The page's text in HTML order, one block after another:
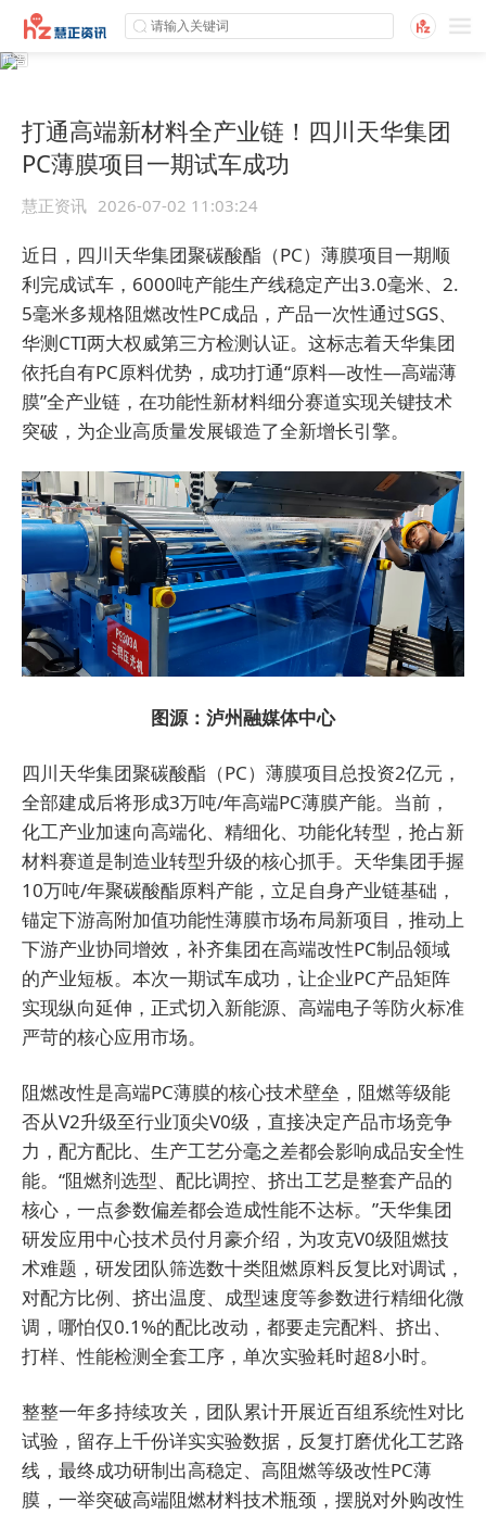
打通高端新材料全产业链！四川天华集团
PC薄膜项目一期试车成功
慧正资讯 2026-07-02 11:03:24
近日，四川天华集团聚碳酸酯（PC）薄膜项目一期顺
利完成试车，6000吨产能生产线稳定产出3.0毫米、2.
5毫米多规格阻燃改性PC成品，产品一次性通过SGS、
华测CTI两大权威第三方检测认证。这标志着天华集团
依托自有PC原料优势，成功打通“原料—改性—高端薄
膜”全产业链，在功能性新材料细分赛道实现关键技术
突破，为企业高质量发展锻造了全新增长引擎。
图源：泸州融媒体中心
四川天华集团聚碳酸酯（PC）薄膜项目总投资2亿元，
全部建成后将形成3万吨/年高端PC薄膜产能。当前，
化工产业加速向高端化、精细化、功能化转型，抢占新
材料赛道是制造业转型升级的核心抓手。天华集团手握
10万吨/年聚碳酸酯原料产能，立足自身产业链基础，
锚定下游高附加值功能性薄膜市场布局新项目，推动上
下游产业协同增效，补齐集团在高端改性PC制品领域
的产业短板。本次一期试车成功，让企业PC产品矩阵
实现纵向延伸，正式切入新能源、高端电子等防火标准
严苛的核心应用市场。
阻燃改性是高端PC薄膜的核心技术壁垒，阻燃等级能
否从V2升级至行业顶尖V0级，直接决定产品市场竞争
力，配方配比、生产工艺分毫之差都会影响成品安全性
能。“阻燃剂选型、配比调控、挤出工艺是整套产品的
核心，一点参数偏差都会造成性能不达标。”天华集团
研发应用中心技术员付月豪介绍，为攻克V0级阻燃技
术难题，研发团队筛选数十类阻燃原料反复比对调试，
对配方比例、挤出温度、成型速度等参数进行精细化微
调，哪怕仅0.1%的配比改动，都要走完配料、挤出、
打样、性能检测全套工序，单次实验耗时超8小时。
整整一年多持续攻关，团队累计开展近百组系统性对比
试验，留存上千份详实实验数据，反复打磨优化工艺路
线，最终成功研制出高稳定、高阻燃等级改性PC薄
膜，一举突破高端阻燃材料技术瓶颈，摆脱对外购改性